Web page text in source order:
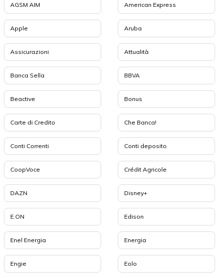
AGSM AIM American Express
Apple Aruba
Assicurazioni Attualità
Banca Sella BBVA
Beactive Bonus
Carte di Credito Che Banca!
Conti Correnti Conti deposito
CoopVoce Crédit Agricole
DAZN Disney+
E.ON Edison
Enel Energia Energia
Engie Eolo